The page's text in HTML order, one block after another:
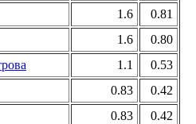
1.6
0.81
1.6
0.80
1.1
0.53
0.83
0.42
0.83
0.42